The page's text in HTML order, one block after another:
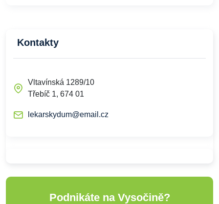
Kontakty
Vltavínská 1289/10
Třebíč 1, 674 01
lekarskydum@email.cz
Podnikáte na Vysočině?